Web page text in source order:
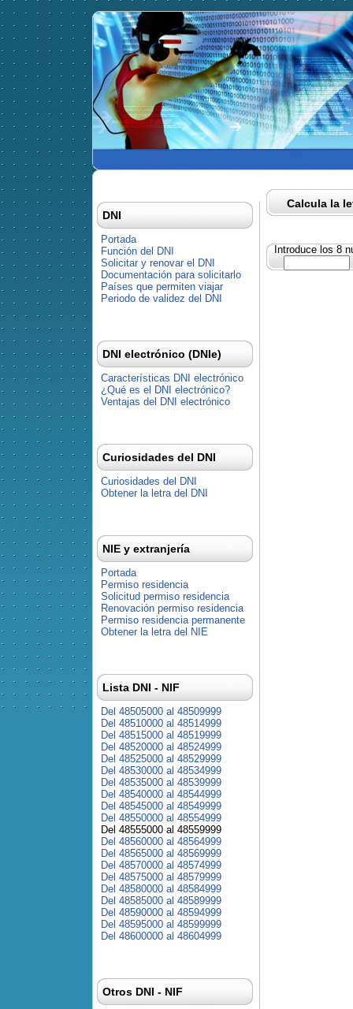
Calcula la
Introduce los 8
DNI
Portada
Función del DNI
Solicitar y renovar el DNI
Documentación para solicitarlo
Países que permiten viajar
Periodo de validez del DNI
DNI electrónico (DNIe)
Características DNI electrónico
¿Qué es el DNI electrónico?
Ventajas del DNI electrónico
Curiosidades del DNI
Curiosidades del DNI
Obtener la letra del DNI
NIE y extranjería
Portada
Permiso residencia
Solicitud permiso residencia
Renovación permiso residencia
Permiso residencia permanente
Obtener la letra del NIE
Lista DNI - NIF
Del 48505000 al 48509999
Del 48510000 al 48514999
Del 48515000 al 48519999
Del 48520000 al 48524999
Del 48525000 al 48529999
Del 48530000 al 48534999
Del 48535000 al 48539999
Del 48540000 al 48544999
Del 48545000 al 48549999
Del 48550000 al 48554999
Del 48555000 al 48559999
Del 48560000 al 48564999
Del 48565000 al 48569999
Del 48570000 al 48574999
Del 48575000 al 48579999
Del 48580000 al 48584999
Del 48585000 al 48589999
Del 48590000 al 48594999
Del 48595000 al 48599999
Del 48600000 al 48604999
Otros DNI - NIF